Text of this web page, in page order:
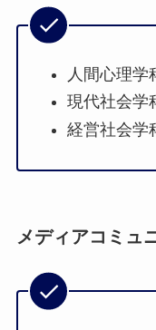
人間心理学
現代社会学
経営社会学
メディアコミュ